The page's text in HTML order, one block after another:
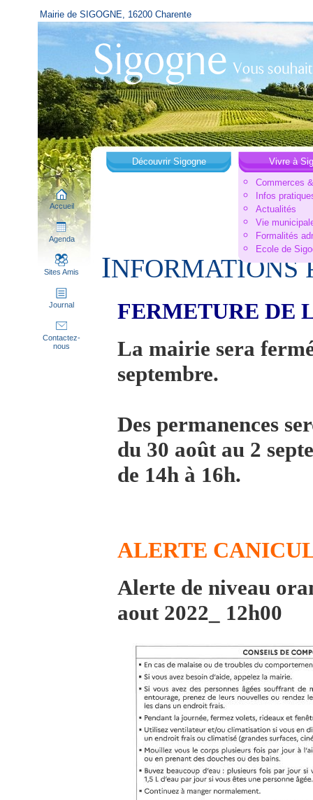
Mairie de SIGOGNE, 16200 Charente
Accueil
Agenda
Sites Amis
Journal
Contactez-
nous
Découvrir Sigogne
Vivre à
Commerces
Infos
Actualités
Vie
Formalités
Ecole de
INFORMATIONS
FERMETURE DE
La mairie sera
septembre.
Des permanences
du 30 août au 2
de 14h à 16h.
ALERTE
Alerte de niveau
aout 2022_ 12h00